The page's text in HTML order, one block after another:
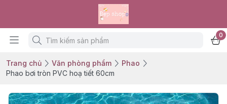
0
Trang chủ Văn phòng phẩm
Phao
Phao bơi tròn PVC hoạ tiết 60cm